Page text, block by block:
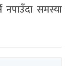
नपाउँदा समस्या